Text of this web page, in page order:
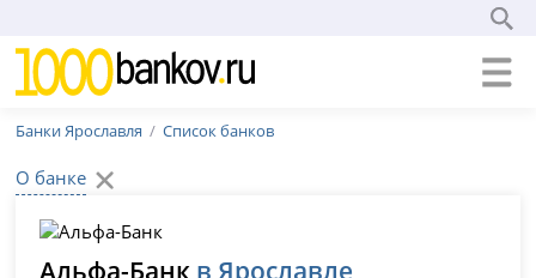
Банки Ярославля Список банков
О банке
Альфа-Банк в Ярославле